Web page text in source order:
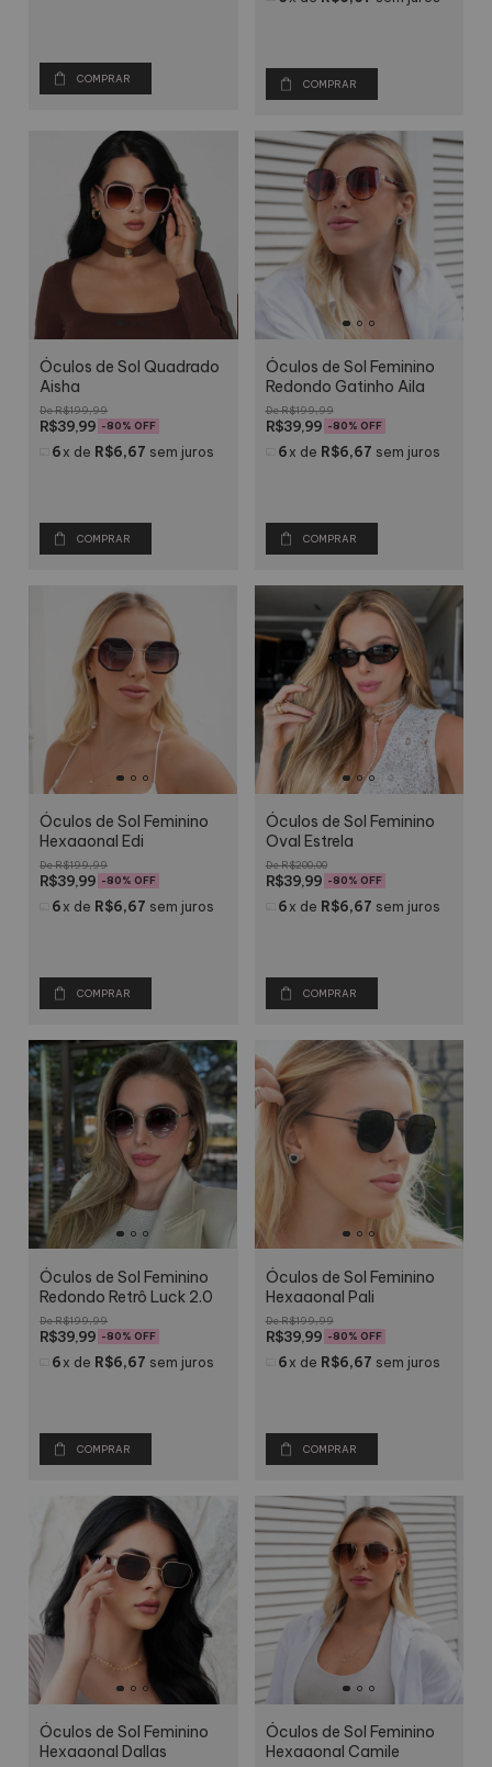
COMPRAR COMPRAR
Óculos de Sol Quadrado
Aisha
R$199,99
R$39,99 -80% OFF
6 x de R$6,67 sem juros
COMPRAR
Óculos de Sol Feminino
Redondo Gatinho Aila
R$199,99
R$39,99 -80% OFF
6 x de R$6,67 sem juros
COMPRAR
Óculos de Sol Feminino
Hexagonal Edi
R$199,99
R$39,99 -80% OFF
6 x de R$6,67 sem juros
COMPRAR
Óculos de Sol Feminino
Oval Estrela
R$200,00
R$39,99 -80% OFF
6 x de R$6,67 sem juros
COMPRAR
Óculos de Sol Feminino
Redondo Retrô Luck 2.0
R$199,99
R$39,99 -80% OFF
6 x de R$6,67 sem juros
COMPRAR
Óculos de Sol Feminino
Hexagonal Pali
R$199,99
R$39,99 -80% OFF
6 x de R$6,67 sem juros
COMPRAR
Óculos de Sol Feminino
Hexagonal Dallas
Óculos de Sol Feminino
Hexagonal Camile